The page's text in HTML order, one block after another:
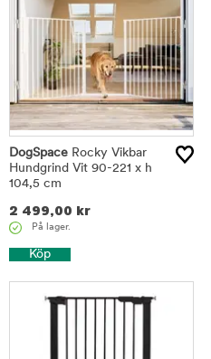
DogSpace Rocky Vikbar
Hundgrind Vit 90-221 x h
104,5 cm
2 499,00 kr
På lager.
Köp